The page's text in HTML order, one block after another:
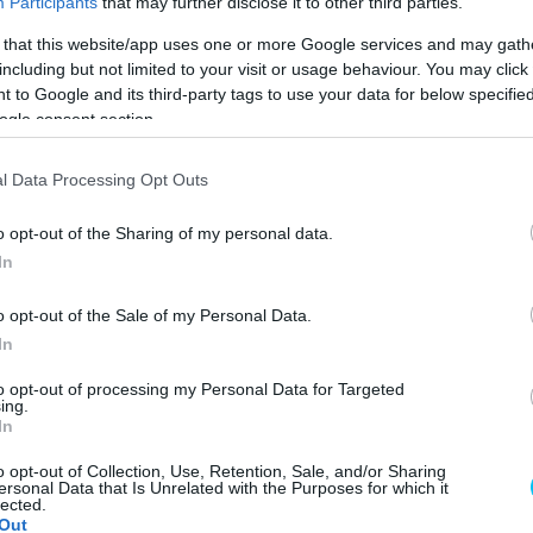
that this website/app uses one or more Google services and may
but not limited to your visit or usage behaviour. You may
to Google and its third-party tags to use your data for below
consent section.
Data Processing Opt Outs
opt-out of the Sharing of my personal data.
opt-out of the Sale of my Personal Data.
opt-out of processing my Personal Data for Targeted
opt-out of Collection, Use, Retention, Sale, and/or Sharing
Data that Is Unrelated with the Purposes for which it
nem talál Marcel
Marcel Schrötter. Legyen az Moto2, vagy akár a
ben a német bajnokságban versenyzett (és nyert),
kategória, a 125-ösök mezőnyében. A német
ben, a következő évet pedig az újonnan létrejövő
már a Moto2-ben kellett keresni a nevét, ahol első